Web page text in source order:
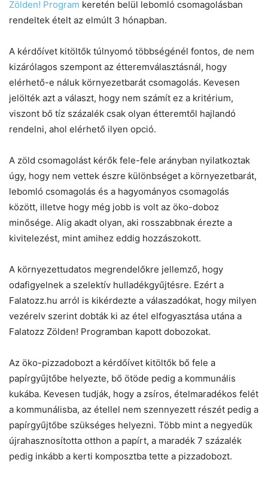
Zölden! Program keretén belül lebomló csomagolásban
rendeltek ételt az elmúlt 3 hónapban.
A kérdőívet kitöltők túlnyomó többségénél fontos, de nem
kizárólagos szempont az étteremválasztásnál, hogy
elérhető-e náluk környezetbarát csomagolás. Kevesen
jelölték azt a választ, hogy nem számít ez a kritérium,
viszont bő tíz százalék csak olyan étteremtől hajlandó
rendelni, ahol elérhető ilyen opció.
A zöld csomagolást kérők fele-fele arányban nyilatkoztak
úgy, hogy nem vettek észre különbséget a környezetbarát,
lebomló csomagolás és a hagyományos csomagolás
között, illetve hogy még jobb is volt az öko-doboz
minősége. Alig akadt olyan, aki rosszabbnak érezte a
kivitelezést, mint amihez eddig hozzászokott.
A környezettudatos megrendelőkre jellemző, hogy
odafigyelnek a szelektív hulladékgyűjtésre. Ezért a
Falatozz.hu arról is kikérdezte a válaszadókat, hogy milyen
vezérelv szerint dobták ki az étel elfogyasztása utána a
Falatozz Zölden! Programban kapott dobozokat.
Az öko-pizzadobozt a kérdőívet kitöltők bő fele a
papírgyűjtőbe helyezte, bő ötöde pedig a kommunális
kukába. Kevesen tudják, hogy a zsíros, ételmaradékos felét
a kommunálisba, az étellel nem szennyezett részét pedig a
papírgyűjtőbe szükséges helyezni. Több mint a negyedük
újrahasznosította otthon a papírt, a maradék 7 százalék
pedig inkább a kerti komposztba tette a pizzadobozt.